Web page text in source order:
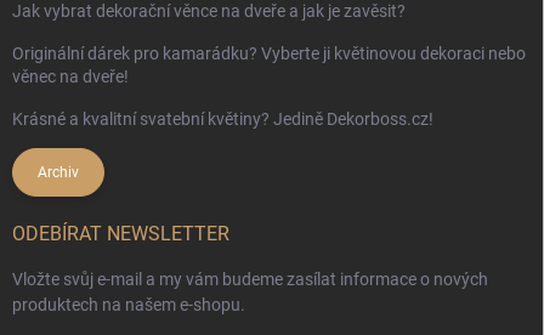
Jak vybrat dekorační věnce na dveře a jak je zavěsit?
Originální dárek pro kamarádku? Vyberte ji květinovou dekoraci nebo
věnec na dveře!
Krásné a kvalitní svatební květiny? Jedině Dekorboss.cz!
Archiv
ODEBÍRAT NEWSLETTER
Vložte svůj e-mail a my vám budeme zasílat informace o nových
produktech na našem e-shopu.